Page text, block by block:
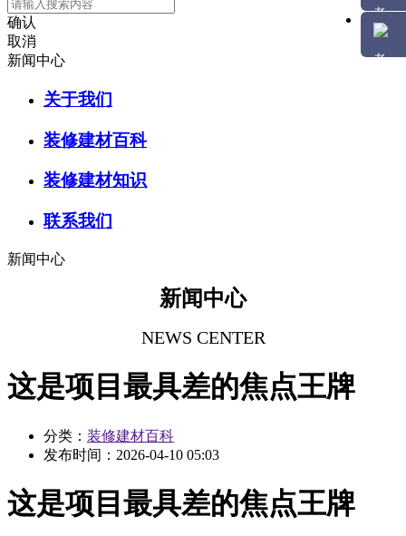
确认
取消
新闻中心
关于我们
装修建材百科
装修建材知识
联系我们
新闻中心
新闻中心
NEWS CENTER
这是项目最具差的焦点王牌
分类： 装修建材百科
发布时间： 2026-04-10 05:03
这是项目最具差的焦点王牌